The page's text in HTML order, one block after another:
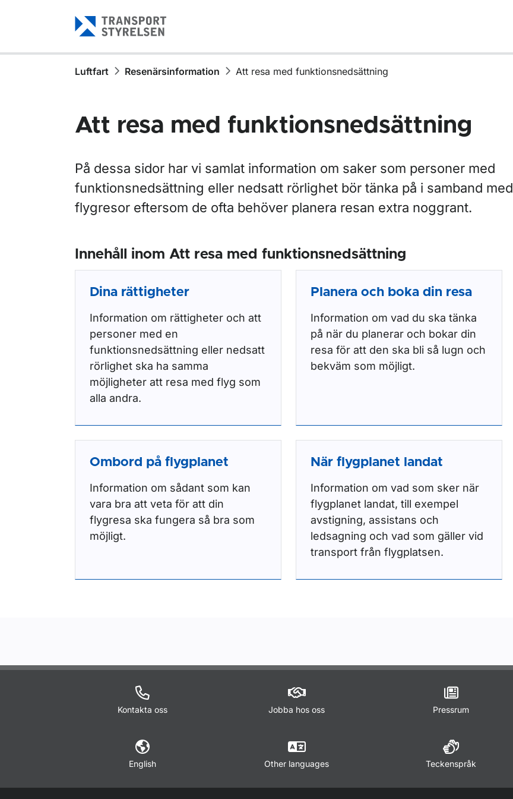
Gå till sidans innehåll
Luftfart Resenärsinformation Att resa med funktionsnedsättning
Att resa med funktionsnedsättning
På dessa sidor har vi samlat information om saker som personer med
funktionsnedsättning eller nedsatt rörlighet bör tänka på i samband med
flygresor eftersom de ofta behöver planera resan extra noggrant.
Innehåll inom Att resa med funktionsnedsättning
Dina rättigheter
Information om rättigheter och att
personer med en
funktionsnedsättning eller nedsatt
rörlighet ska ha samma
möjligheter att resa med flyg som
alla andra.
Planera och boka din resa
Information om vad du ska tänka
på när du planerar och bokar din
resa för att den ska bli så lugn och
bekväm som möjligt.
Ombord på flygplanet
Information om sådant som kan
vara bra att veta för att din
flygresa ska fungera så bra som
möjligt.
När flygplanet landat
Information om vad som sker när
flygplanet landat, till exempel
avstigning, assistans och
ledsagning och vad som gäller vid
transport från flygplatsen.
Kontakta oss Jobba hos oss Pressrum
English Other languages Teckenspråk